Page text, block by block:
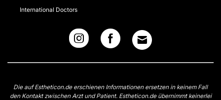
International Doctors
Die auf Estheticon.de erschienen Informationen ersetzen in keinem Fall
den Kontakt zwischen Arzt und Patient. Estheticon.de übernimmt keinerlei